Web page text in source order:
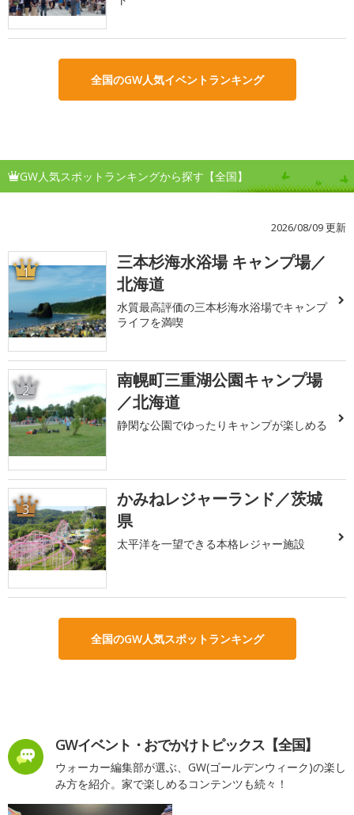
全国のGW人気イベントランキング
GW人気スポットランキングから探す【全国】
2026/08/09 更新
1
三本杉海水浴場 キャンプ場／
北海道
水質最高評価の三本杉海水浴場でキャンプ
ライフを満喫
2
南幌町三重湖公園キャンプ場
／北海道
静閑な公園でゆったりキャンプが楽しめる
3
かみねレジャーランド／茨城
県
太平洋を一望できる本格レジャー施設
全国のGW人気スポットランキング
GWイベント・おでかけトピックス【全国】
ウォーカー編集部が選ぶ、GW(ゴールデンウィーク)の楽し
み方を紹介。家で楽しめるコンテンツも続々！